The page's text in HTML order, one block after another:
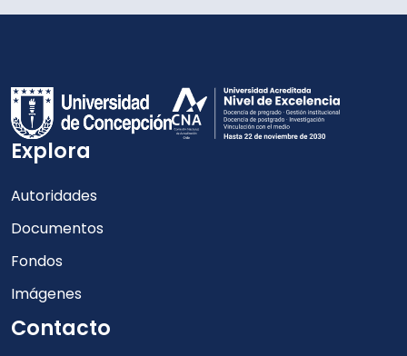
Explora
Autoridades
Documentos
Fondos
Imágenes
Contacto